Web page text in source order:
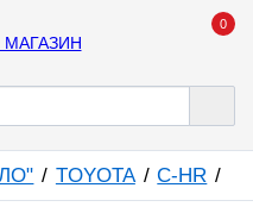
0
TOYOTA C-HR